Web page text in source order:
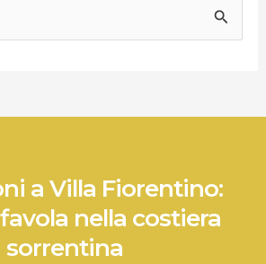
a Villa Fiorentino:
nella costiera
sorrentina